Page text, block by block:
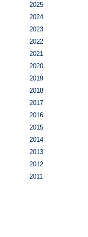
2025
2024
2023
2022
2021
2020
2019
2018
2017
2016
2015
2014
2013
2012
2011